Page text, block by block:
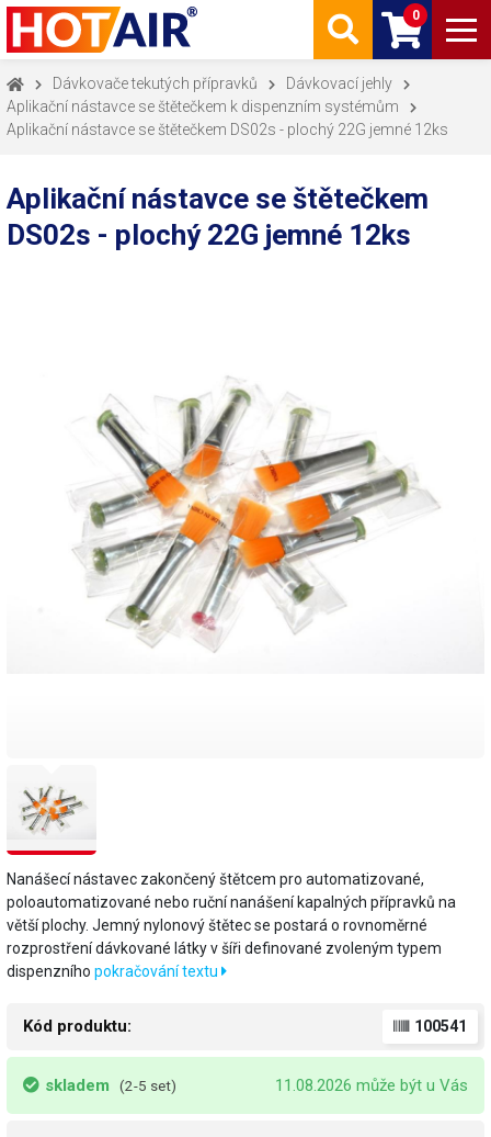
0
Dávkovače tekutých přípravků
Dávkovací jehly
Aplikační nástavce se štětečkem k dispenzním systémům
Aplikační nástavce se štětečkem DS02s - plochý 22G jemné 12ks
Aplikační nástavce se štětečkem
DS02s - plochý 22G jemné 12ks
Nanášecí nástavec zakončený štětcem pro automatizované,
poloautomatizované nebo ruční nanášení kapalných přípravků na
větší plochy. Jemný nylonový štětec se postará o rovnoměrné
rozprostření dávkované látky v šíři definované zvoleným typem
dispenzního pokračování textu
Kód produktu: 100541
skladem (2-5 set) 11.08.2026 může být u Vás